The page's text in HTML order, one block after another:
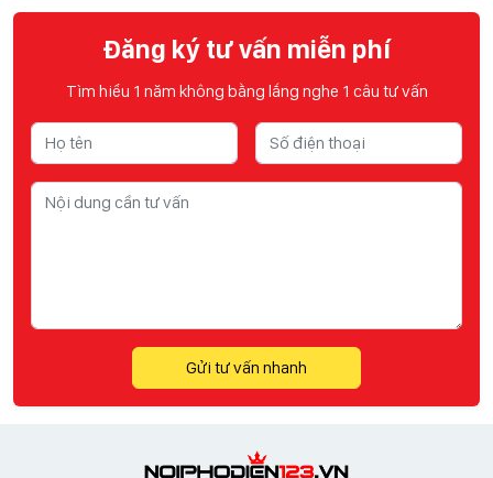
Đăng ký tư vấn miễn phí
Tìm hiểu 1 năm không bằng lắng nghe 1 câu tư vấn
Gửi tư vấn nhanh